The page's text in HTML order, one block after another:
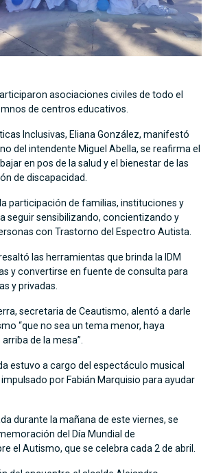
asociaciones civiles de todo el
de centros educativos.
Inclusivas, Eliana González, manifestó
del intendente Miguel Abella, se reafirma el
en pos de la salud y el bienestar de las
de discapacidad.
participación de familias, instituciones y
seguir sensibilizando, concientizando y
con Trastorno del Espectro Autista.
las herramientas que brinda la IDM
y convertirse en fuente de consulta para
y privadas.
secretaria de Ceautismo, alentó a darle
“que no sea un tema menor, haya
de la mesa”.
estuvo a cargo del espectáculo musical
por Fabián Marquisio para ayudar
durante la mañana de este viernes, se
del Día Mundial de
el Autismo, que se celebra cada 2 de abril.